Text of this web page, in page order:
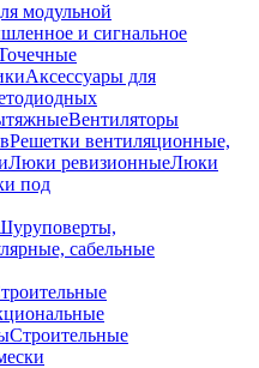
модульной
и сигнальное
Аксессуары для
Вентиляторы
Решетки вентиляционные,
Люки ревизионныеЛюки
под
сабельные
Строительные